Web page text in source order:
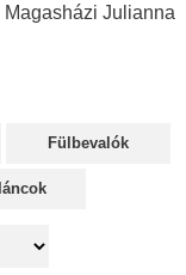
Magasházi Julianna
Fülbevalók